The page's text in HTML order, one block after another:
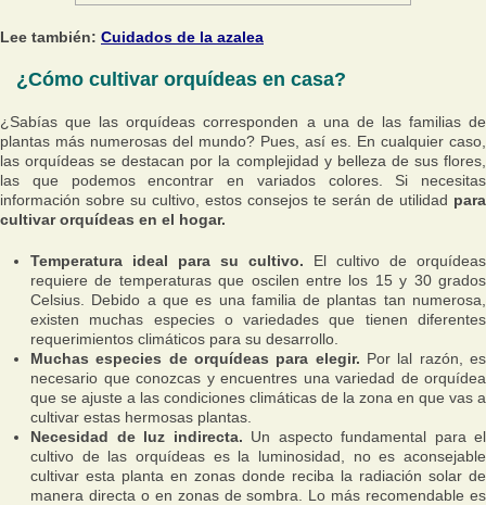
Lee también: Cuidados de la azalea
¿Cómo cultivar orquídeas en casa?
¿Sabías que las orquídeas corresponden a una de las familias de
plantas más numerosas del mundo? Pues, así es. En cualquier caso,
las orquídeas se destacan por la complejidad y belleza de sus flores,
las que podemos encontrar en variados colores. Si necesitas
información sobre su cultivo, estos consejos te serán de utilidad para
cultivar orquídeas en el hogar.
Temperatura ideal para su cultivo. El cultivo de orquídeas
requiere de temperaturas que oscilen entre los 15 y 30 grados
Celsius. Debido a que es una familia de plantas tan numerosa,
existen muchas especies o variedades que tienen diferentes
requerimientos climáticos para su desarrollo.
Muchas especies de orquídeas para elegir. Por lal razón, es
necesario que conozcas y encuentres una variedad de orquídea
que se ajuste a las condiciones climáticas de la zona en que vas a
cultivar estas hermosas plantas.
Necesidad de luz indirecta. Un aspecto fundamental para el
cultivo de las orquídeas es la luminosidad, no es aconsejable
cultivar esta planta en zonas donde reciba la radiación solar de
manera directa o en zonas de sombra. Lo más recomendable es